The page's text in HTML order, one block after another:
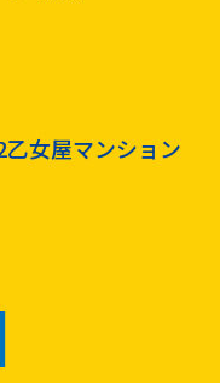
女屋マンション